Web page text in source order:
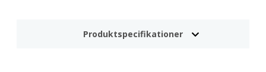
Produktspecifikationer